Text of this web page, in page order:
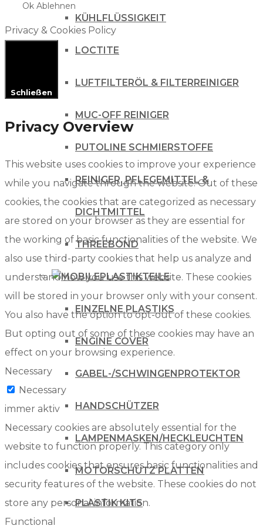
KÜHLFLÜSSIGKEIT
LOCTITE
LUFTFILTERÖL & FILTERREINIGER
MUC-OFF REINIGER
PUTOLINE SCHMIERSTOFFE
REINIGER, PFLEGEMITTEL &
DICHTMITTEL
THREEBOND
PLASTIKTEILE
EINZELNE PLASTIKS
ENGINE COVER
GABEL-/SCHWINGENPROTEKTOR
HANDSCHÜTZER
LAMPENMASKEN/HECKLEUCHTEN
MOTORSCHUTZ PLATTEN
PLASTIK KITS
Ok Ablehnen
Privacy & Cookies Policy
Schließen
Privacy Overview
This website uses cookies to improve your experience
while you navigate through the website. Out of these
cookies, the cookies that are categorized as necessary
are stored on your browser as they are essential for
the working of basic functionalities of the website. We
also use third-party cookies that help us analyze and
understand how you use this website. These cookies
will be stored in your browser only with your consent.
You also have the option to opt-out of these cookies.
But opting out of some of these cookies may have an
effect on your browsing experience.
Necessary
Necessary
immer aktiv
Necessary cookies are absolutely essential for the
website to function properly. This category only
includes cookies that ensures basic functionalities and
security features of the website. These cookies do not
store any personal information.
Functional